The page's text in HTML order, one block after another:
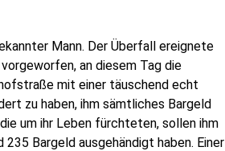
Mann. Der Überfall ereignete
an diesem Tag die
mit einer täuschend echt
zu haben, ihm sämtliches Bargeld
um ihr Leben fürchteten, sollen ihm
Bargeld ausgehändigt haben. Einer